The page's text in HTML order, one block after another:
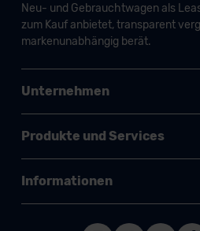
Neu- und Gebrauchtwagen als
zum Kauf anbietet, transparent
markenunabhängig berät.
Unternehmen
Produkte und Services
Informationen